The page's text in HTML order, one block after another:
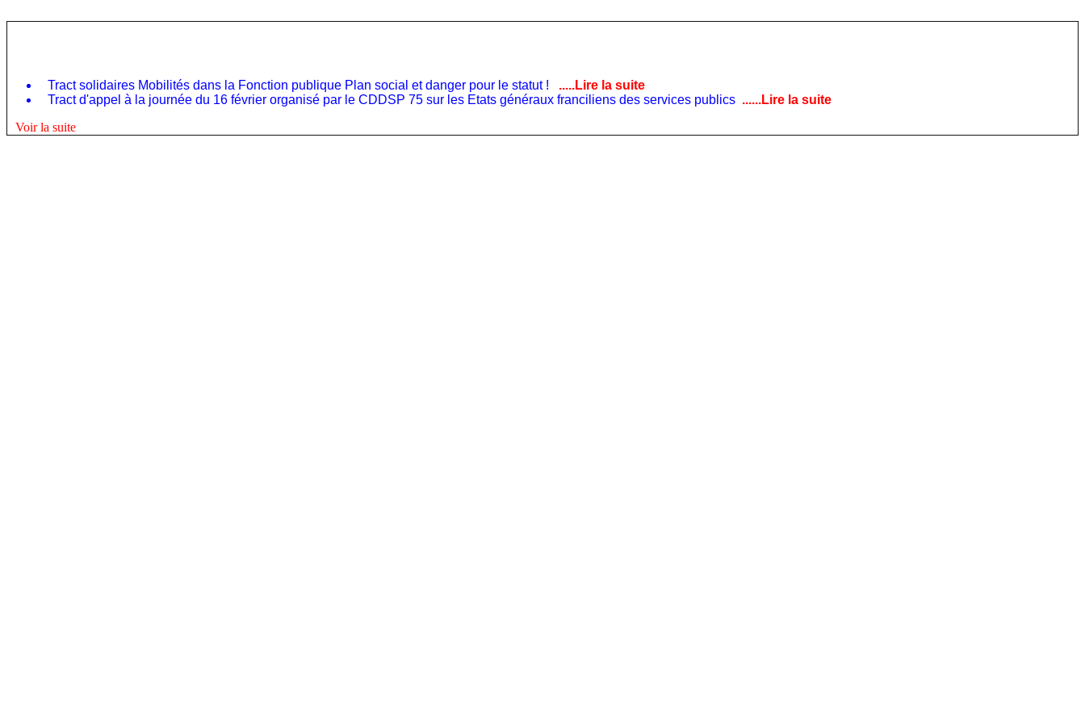
Tract solidaires Mobilités dans la Fonction publique Plan social et danger pour le statut !
.....Lire la suite
Tract d'appel à la journée du 16 février organisé par le CDDSP 75 sur les Etats généraux franciliens des services publics ......Lire la suite
Voir la suite